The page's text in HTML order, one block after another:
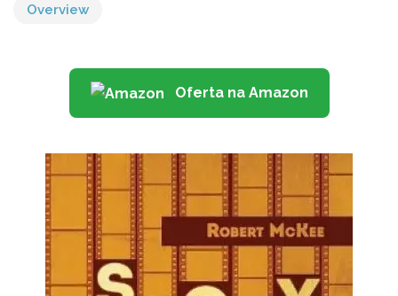
Overview
Oferta na Amazon